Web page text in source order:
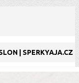
| SPERKYAJA.CZ